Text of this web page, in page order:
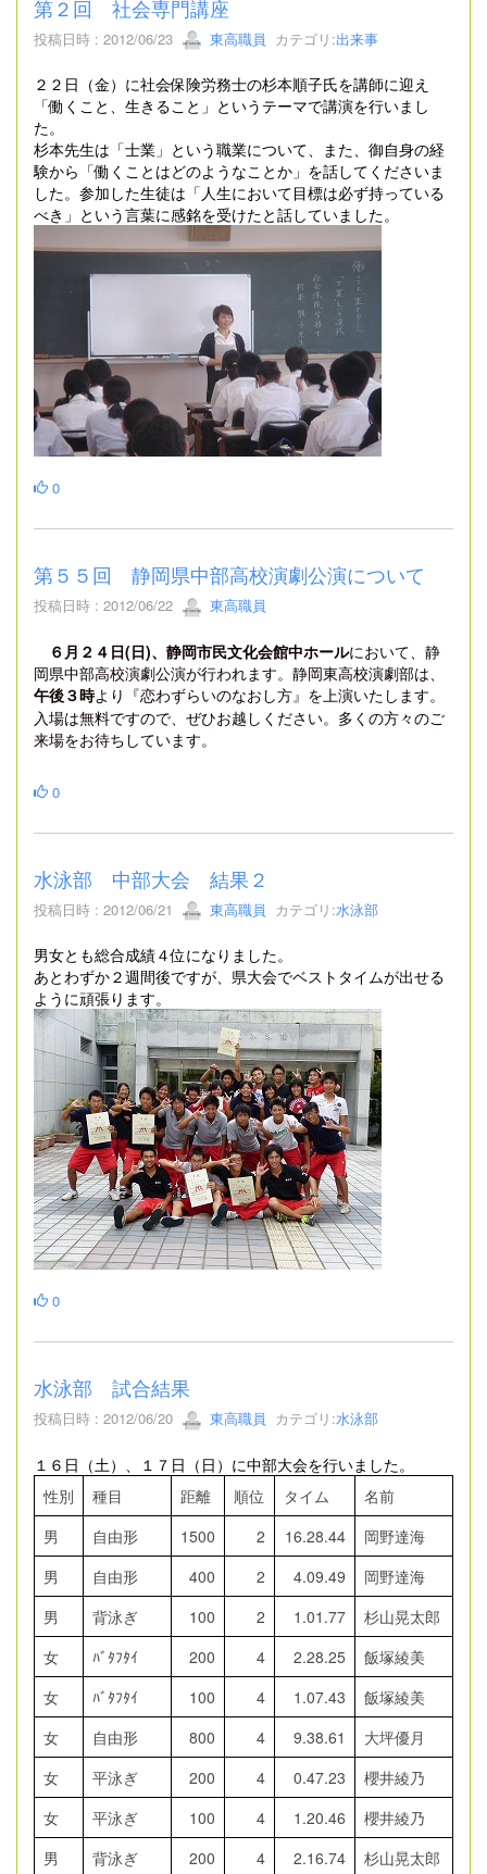
第２回 社会専門講座
投稿日時 : 2012/06/23 東高職員 カテゴリ:出来事
２２日（金）に社会保険労務士の杉本順子氏を講師に迎え
「働くこと、生きること」というテーマで講演を行いまし
た。
杉本先生は「士業」という職業について、また、御自身の経
験から「働くことはどのようなことか」を話してくださいま
した。参加した生徒は「人生において目標は必ず持っている
べき」という言葉に感銘を受けたと話していました。
0
第５５回 静岡県中部高校演劇公演について
投稿日時 : 2012/06/22 東高職員
６月２４日(日)、静岡市民文化会館中ホールにおいて、静
岡県中部高校演劇公演が行われます。静岡東高校演劇部は、
午後３時より 『恋わずらいのなおし方』 を上演いたします。
入場は無料ですので、ぜひお越しください。多くの方々のご
来場をお待ちしています。
0
水泳部 中部大会 結果２
投稿日時 : 2012/06/21 東高職員 カテゴリ:水泳部
男女とも総合成績４位になりました。
あとわずか２週間後ですが、県大会でベストタイムが出せる
ように頑張ります。
0
水泳部 試合結果
投稿日時 : 2012/06/20 東高職員 カテゴリ:水泳部
１６日（土）、１７日（日）に中部大会を行いました。
性別
種目 距離 順位 タイム
名前
男
自由形 1500 2 16.28.44
岡野達海
男
自由形 400 2 4.09.49
岡野達海
男
背泳ぎ 100 2 1.01.77
杉山晃太郎
女
ﾊﾞﾀﾌﾀｲ 200 4 2.28.25
飯塚綾美
女
ﾊﾞﾀﾌﾀｲ 100 4 1.07.43
飯塚綾美
女
自由形 800 4 9.38.61
大坪優月
女
平泳ぎ 200 4 0.47.23
櫻井綾乃
女
平泳ぎ 100 4 1.20.46
櫻井綾乃
男
背泳ぎ 200 4 2.16.74
杉山晃太郎